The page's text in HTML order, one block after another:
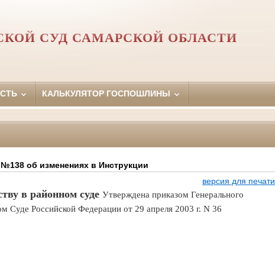
СУД САМАРСКОЙ ОБЛАСТИ
КАЛЬКУЛЯТОР ГОСПОШЛИНЫ
№138 об изменениях в Инструкции
версия для печати
в районном суде Утверждена приказом Генерального
Суде Российской Федерации от 29 апреля 2003 г. N 36